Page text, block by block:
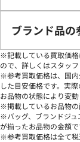
ティファニー リタ
参考買取価格
129,000円
2026年6月17日時点
ブランド品の
※記載している買取価格
ので、詳しくはスタッ
※参考買取価格は、国
した目安価格です。実
お品物の状態により変動
※掲載しているお品物の
※バッグ、ブランドジュ
が揃ったお品物の金額で
※参考買取価格は全て税